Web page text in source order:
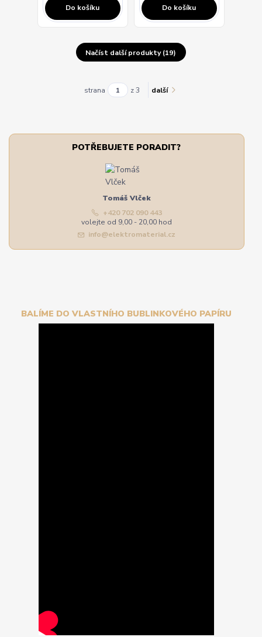
Do košíku Do košíku
Načíst další produkty (19)
strana z 3 další
POTŘEBUJETE PORADIT?
Tomáš Vlček
+420 702 090 443
volejte od 9,00 - 20,00 hod
info@elektromaterial.cz
BALÍME DO VLASTNÍHO BUBLINKOVÉHO PAPÍRU